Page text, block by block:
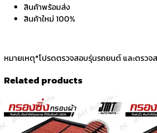
สินค้าพร้อมส่ง
สินค้าใหม่ 100%
หมายเหตุ*โปรดตรวจสอบรุ่นรถยนต์ และตรว
Related products